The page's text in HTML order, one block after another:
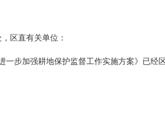
区直有关单位：
进一步加强耕地保护监督工作实施方案》已